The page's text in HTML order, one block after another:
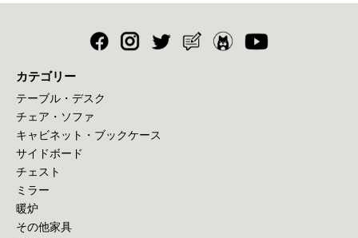
カテゴリー
テーブル・デスク
チェア・ソファ
キャビネット・ブックケース
サイドボード
チェスト
ミラー
暖炉
その他家具